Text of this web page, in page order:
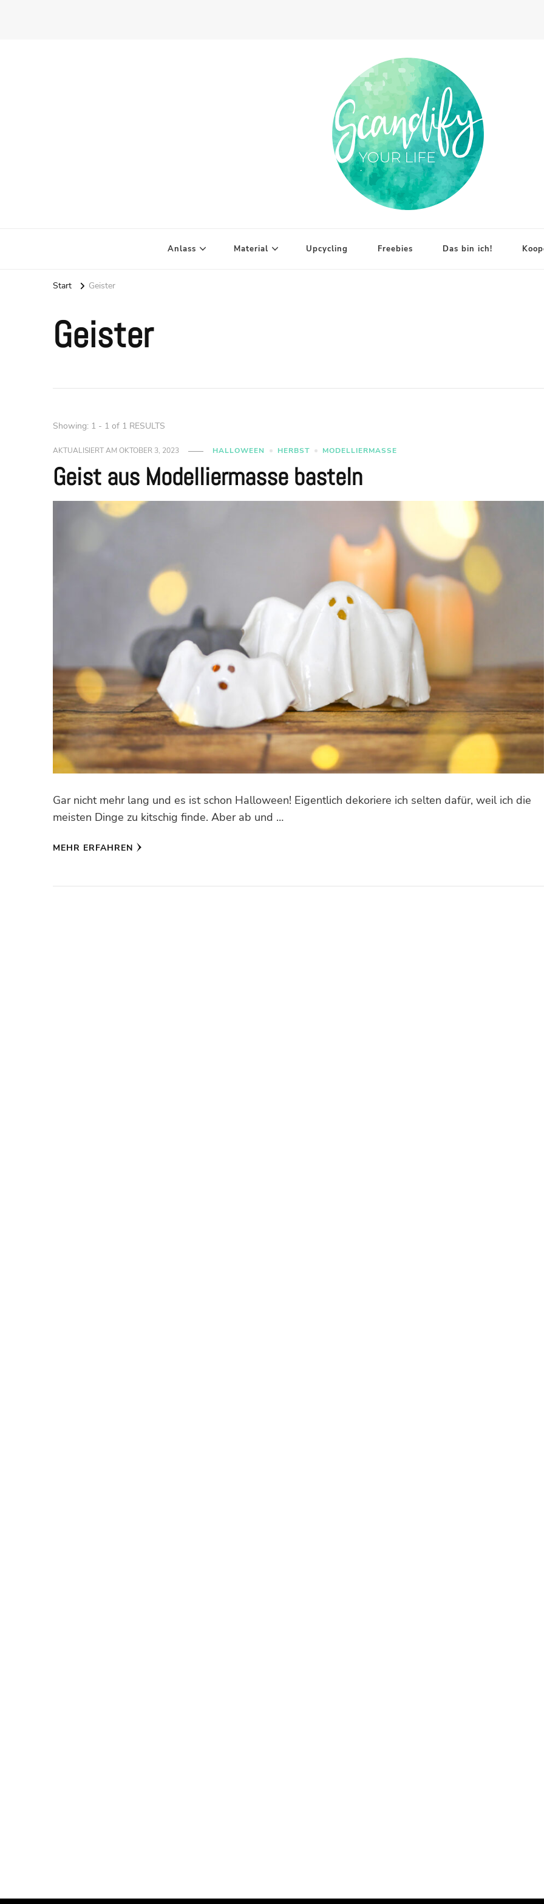
Anlass Material Upcycling Freebies Das bin ich!
Start Geister
Geister
Showing: 1 - 1 of 1 RESULTS
AKTUALISIERT AMOKTOBER 3, 2023 HALLOWEEN HERBST MODELLIERMASSE
Geist aus Modelliermasse basteln
Gar nicht mehr lang und es ist schon Halloween! Eigentlich dekoriere ich selten dafür, weil ich die
meisten Dinge zu kitschig finde. Aber ab und …
MEHR ERFAHREN